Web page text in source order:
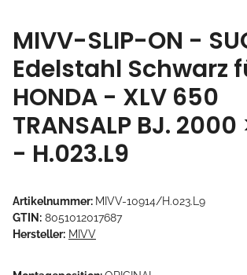
MIVV-SLIP-ON -
Edelstahl Schwarz
HONDA - XLV 650
TRANSALP BJ.
- H.023.L9
Artikelnummer: MIVV-10914/H.023.L9
GTIN: 8051012017687
Hersteller: MIVV